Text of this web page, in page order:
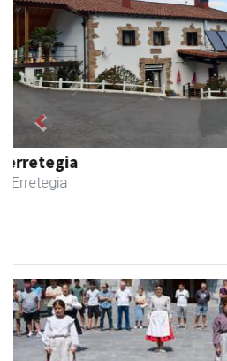
La Salle Berrozpe Ikastetxea
Andoain
Previous